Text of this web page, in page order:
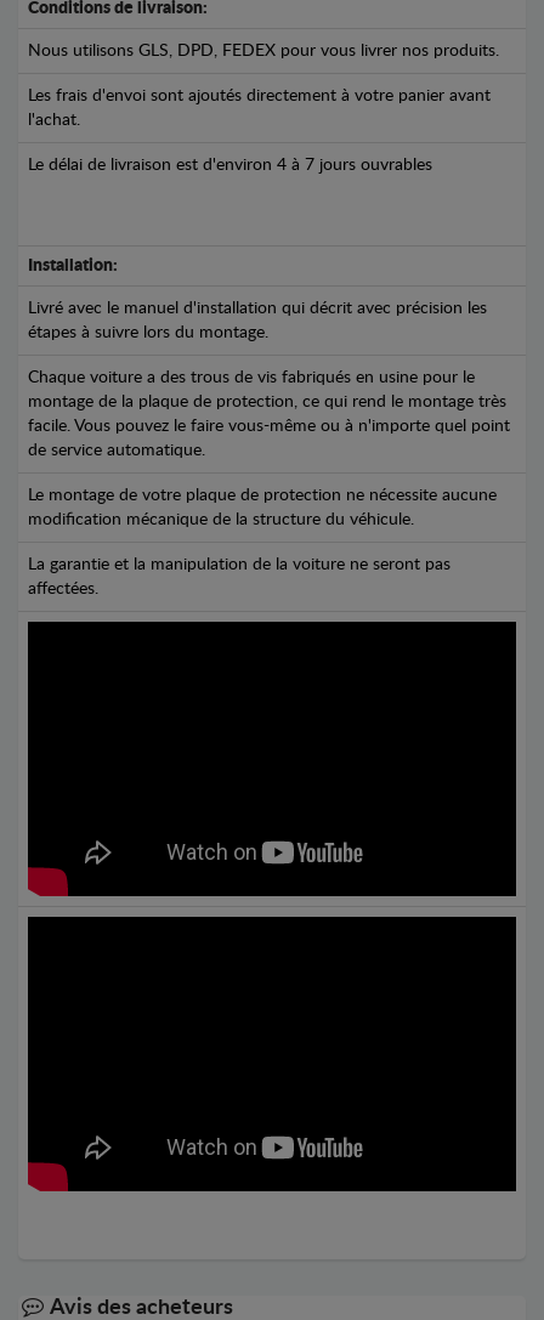
Conditions de livraison:
Nous utilisons GLS, DPD, FEDEX pour vous livrer nos produits.
Les frais d'envoi sont ajoutés directement à votre panier avant
l'achat.
Le délai de livraison est d'environ 4 à 7 jours ouvrables
Installation:
Livré avec le manuel d'installation qui décrit avec précision les
étapes à suivre lors du montage.
Chaque voiture a des trous de vis fabriqués en usine pour le
montage de la plaque de protection, ce qui rend le montage très
facile. Vous pouvez le faire vous-même ou à n'importe quel point
de service automatique.
Le montage de votre plaque de protection ne nécessite aucune
modification mécanique de la structure du véhicule.
La garantie et la manipulation de la voiture ne seront pas
affectées.
Avis des acheteurs